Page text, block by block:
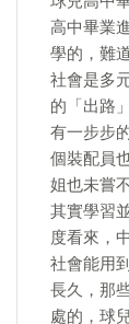
高中畢業
學的，難
社會是多
的「出路
有一步步
個裝配員
姐也未嘗
其實學習
度看來，
社會能用
長久，那
處的，球